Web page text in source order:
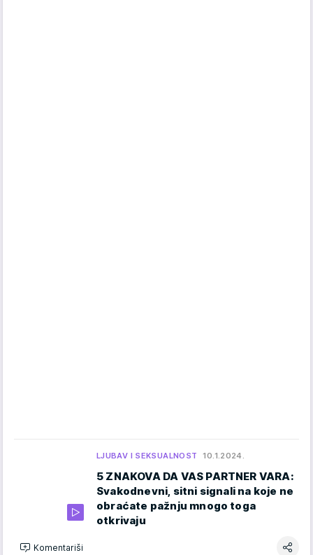
LJUBAV I SEKSUALNOST 10.1.2024.
5 ZNAKOVA DA VAS PARTNER VARA:
Svakodnevni, sitni signali na koje ne
obraćate pažnju mnogo toga
otkrivaju
Komentariši